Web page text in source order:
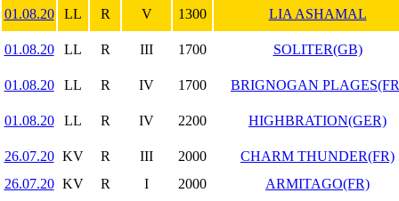
01.08.20 LL R V 1300 LIA ASHAMAL
01.08.20 LL R III 1700 SOLITER(GB)
01.08.20 LL R IV 1700 BRIGNOGAN
01.08.20 LL R IV 2200 HIGHBRATION(GER)
26.07.20 KV R III 2000
CHARM THUNDER(FR)
26.07.20 KV R I 2000 ARMITAGO(FR)